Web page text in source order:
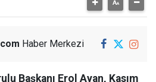
Haber Merkezi
Başkanı Erol Ayan, Kasım